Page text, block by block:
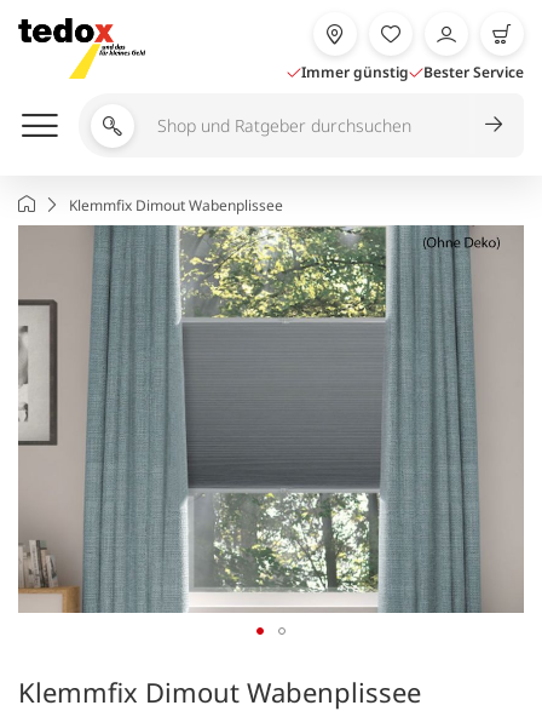
Inhalt
springen
Immer günstig Bester Service
Shop
Ratgeber
durchsuchen
StartseiteKlemmfix Dimout Wabenplissee
Klemmfix Dimout Wabenplissee